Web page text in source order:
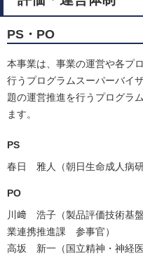
PS・PO
本事業は、事業の運営や各プ
行うプログラムスーパーバイ
題の運営推進を行うプログラ
ます。
PS
春日 雅人（朝日生命成人病
PO
川﨑 浩子（製品評価技術基
業連携推進課 参事官）
高坂 新一（国立精神・神経